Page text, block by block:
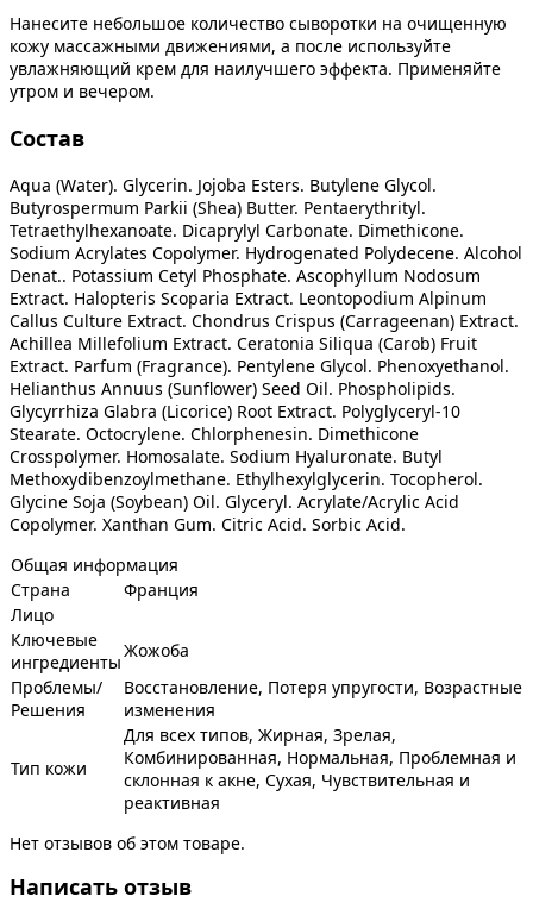
Нанесите небольшое количество сыворотки на очищенную
кожу массажными движениями, а после используйте
увлажняющий крем для наилучшего эффекта. Применяйте
утром и вечером.
Состав
Aqua (Water). Glycerin. Jojoba Esters. Butylene Glycol.
Butyrospermum Parkii (Shea) Butter. Pentaerythrityl.
Tetraethylhexanoate. Dicaprylyl Carbonate. Dimethicone.
Sodium Acrylates Copolymer. Hydrogenated Polydecene. Alcohol
Denat.. Potassium Cetyl Phosphate. Ascophyllum Nodosum
Extract. Halopteris Scoparia Extract. Leontopodium Alpinum
Callus Culture Extract. Chondrus Crispus (Carrageenan) Extract.
Achillea Millefolium Extract. Ceratonia Siliqua (Carob) Fruit
Extract. Parfum (Fragrance). Pentylene Glycol. Phenoxyethanol.
Helianthus Annuus (Sunflower) Seed Oil. Phospholipids.
Glycyrrhiza Glabra (Licorice) Root Extract. Polyglyceryl-10
Stearate. Octocrylene. Chlorphenesin. Dimethicone
Crosspolymer. Homosalate. Sodium Hyaluronate. Butyl
Methoxydibenzoylmethane. Ethylhexylglycerin. Tocopherol.
Glycine Soja (Soybean) Oil. Glyceryl. Acrylate/Acrylic Acid
Copolymer. Xanthan Gum. Citric Acid. Sorbic Acid.
Общая информация
Страна
Франция
Лицо
Ключевые
ингредиенты
Жожоба
Проблемы/
Решения
Восстановление, Потеря упругости, Возрастные
изменения
Тип кожи
Для всех типов, Жирная, Зрелая,
Комбинированная, Нормальная, Проблемная и
склонная к акне, Сухая, Чувствительная и
реактивная
Нет отзывов об этом товаре.
Написать отзыв